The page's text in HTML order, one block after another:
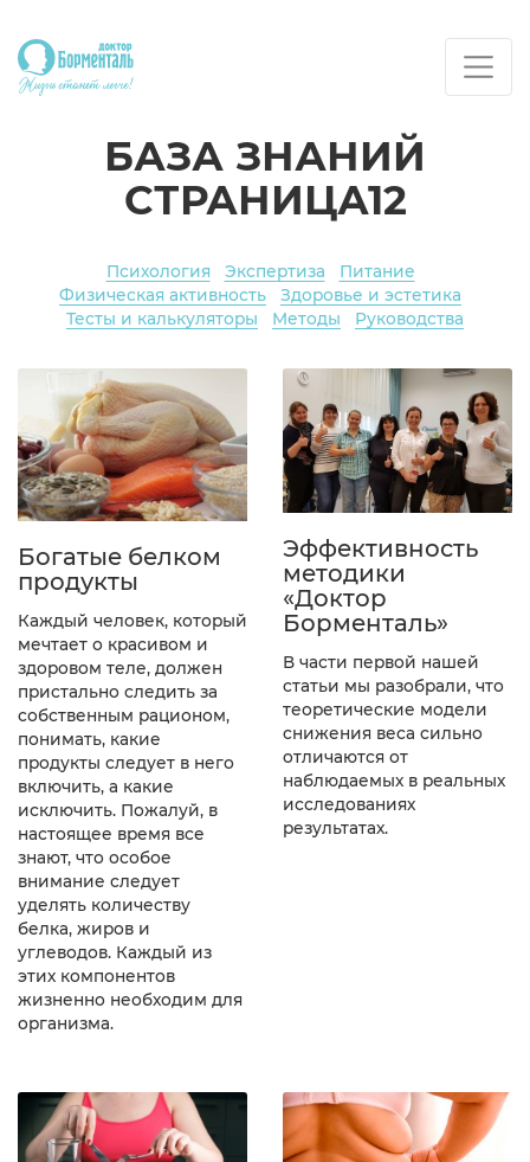
БАЗА ЗНАНИЙ
СТРАНИЦА12
Психология Экспертиза
Питание
Физическая активность
Здоровье и эстетика
Тесты и калькуляторы
Методы Руководства
Богатые белком
продукты
Каждый человек, который
мечтает о красивом и
здоровом теле, должен
пристально следить за
собственным рационом,
понимать, какие
продукты следует в него
включить, а какие
исключить. Пожалуй, в
настоящее время все
знают, что особое
внимание следует
уделять количеству
белка, жиров и
углеводов. Каждый из
этих компонентов
жизненно необходим для
организма.
Эффективность
методики
«Доктор
Борменталь»
В части первой нашей
статьи мы разобрали, что
теоретические модели
снижения веса сильно
отличаются от
наблюдаемых в реальных
исследованиях
результатах.